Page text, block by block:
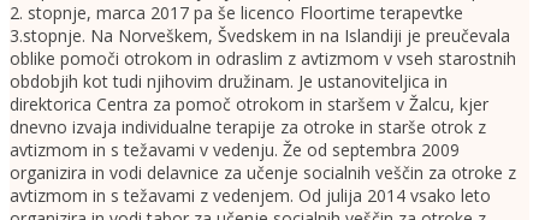
2. stopnje, marca 2017 pa še licenco Floortime terapevtke
3.stopnje. Na Norveškem, Švedskem in na Islandiji je preučevala
oblike pomoči otrokom in odraslim z avtizmom v vseh starostnih
obdobjih kot tudi njihovim družinam. Je ustanoviteljica in
direktorica Centra za pomoč otrokom in staršem v Žalcu, kjer
dnevno izvaja individualne terapije za otroke in starše otrok z
avtizmom in s težavami v vedenju. Že od septembra 2009
organizira in vodi delavnice za učenje socialnih veščin za otroke z
avtizmom in s težavami z vedenjem. Od julija 2014 vsako leto